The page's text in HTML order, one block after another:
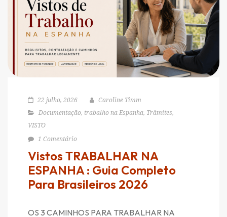
22 julho, 2026
Caroline Timm
Documentação, trabalho na Espanha, Trâmites,
VISTO
1 Comentário
Vistos TRABALHAR NA
ESPANHA : Guia Completo
Para Brasileiros 2026
OS 3 CAMINHOS PARA TRABALHAR NA